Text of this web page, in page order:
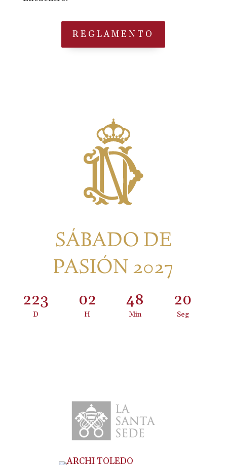
REGLAMENTO
SÁBADO DE
PASIÓN 2027
223
D
02
H
48
Min
20
Seg